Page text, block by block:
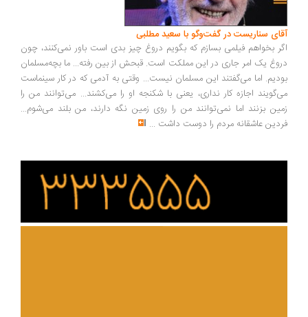
سناریست در گفت‌وگو با سعید مطلبی
بخواهم فیلمی بسازم که بگویم دروغ چیز بدی است باور نمی‌کنند، چون
یک امر جاری در این مملکت است. قبحش از بین رفته... ما بچه‌مسلمان
اما می‌گفتند این مسلمان نیست... وقتی به آدمی که در کار سینماست
اجازه کار نداری، یعنی با شکنجه او را می‌کشند... می‌توانند من را
بزنند اما نمی‌توانند من را روی زمین نگه دارند، من بلند می‌شوم...
عاشقانه مردم را دوست داشت ...